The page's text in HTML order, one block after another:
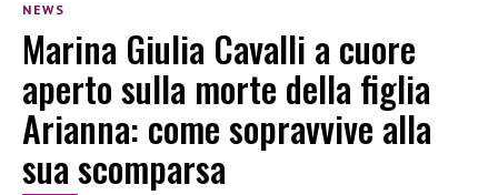
NEWS
Marina Giulia Cavalli a cuore
aperto sulla morte della figlia
Arianna: come sopravvive alla
sua scomparsa